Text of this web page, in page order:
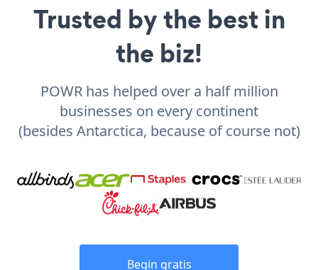
Trusted by the best in
the biz!
POWR has helped over a half million
businesses on every continent
(besides Antarctica, because of course not)
Begin gratis